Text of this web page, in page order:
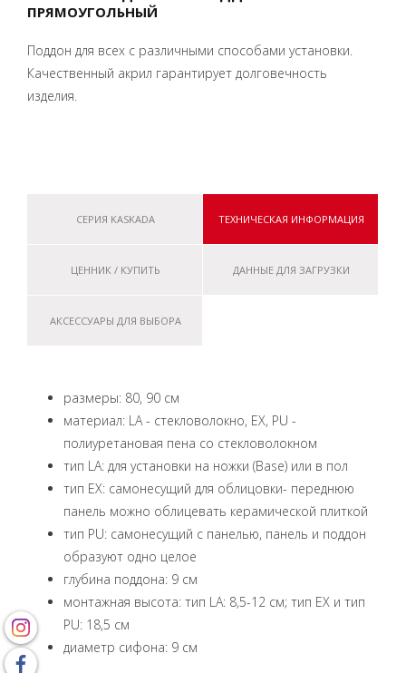
ПРЯМОУГОЛЬНЫЙ
Поддон для всех с различными способами установки.
Качественный акрил гарантирует долговечность
изделия.
СЕРИЯ KASKADA ТЕХНИЧЕСКАЯ ИНФОРМАЦИЯ
ЦЕННИК / КУПИТЬ ДАННЫЕ ДЛЯ ЗАГРУЗКИ
АКСЕССУАРЫ ДЛЯ ВЫБОРА
размеры: 80, 90 см
материал: LA - стекловолокно, EX, PU -
полиуретановая пена со стекловолокном
тип LA: для установки на ножки (Base) или в пол
тип EX: самонесущий для облицовки- переднюю
панель можно облицевать керамической плиткой
тип PU: самонесущий с панелью, панель и поддон
образуют одно целое
глубина поддона: 9 см
монтажная высота: тип LA: 8,5-12 см; тип EX и тип
PU: 18,5 см
диаметр сифона: 9 см